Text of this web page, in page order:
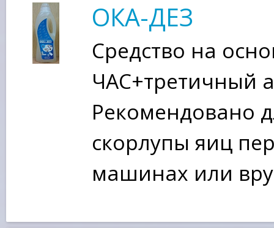
ОКА-ДЕЗ
Средство на
ЧАС+третичный
Рекомендовано
скорлупы яиц
машинах или